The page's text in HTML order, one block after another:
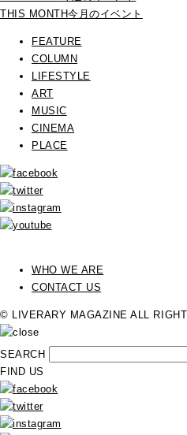
THIS MONTH今月のイベント
FEATURE
COLUMN
LIFESTYLE
ART
MUSIC
CINEMA
PLACE
WHO WE ARE
CONTACT US
© LIVERARY MAGAZINE ALL
SEARCH
FIND US